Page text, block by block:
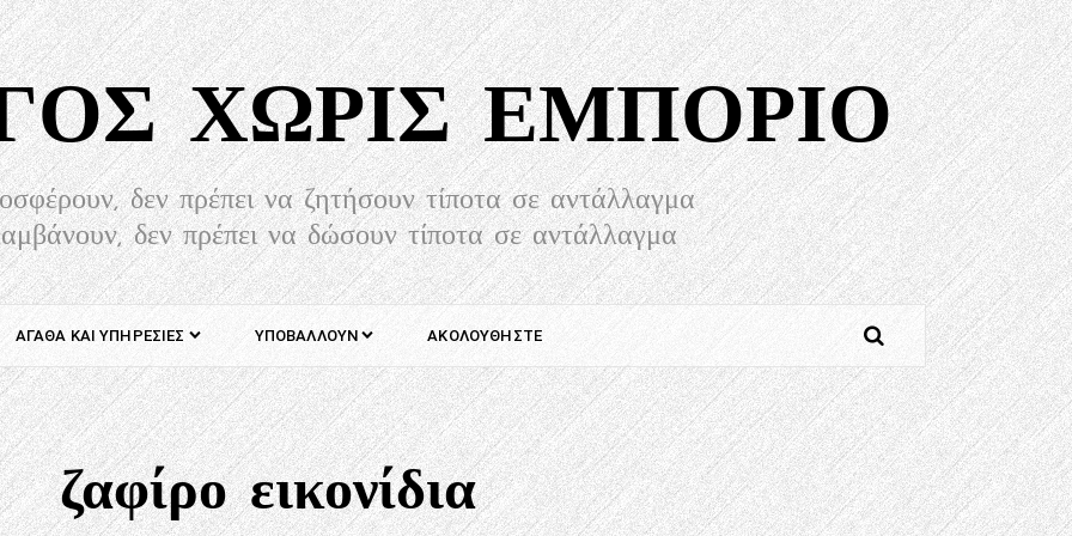
ΧΩΡΊΣ ΕΜΠΌΡΙΟ
δεν πρέπει να ζητήσουν τίποτα σε αντάλλαγμα
δεν πρέπει να δώσουν τίποτα σε αντάλλαγμα
ΑΓΑΘΆ ΚΑΙ ΥΠΗΡΕΣΊΕΣ ΥΠΟΒΆΛΛΟΥΝ ΑΚΟΛΟΥΘΗΣΤΕ
ζαφίρο εικονίδια